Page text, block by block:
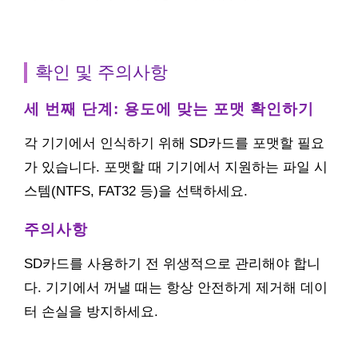
확인 및 주의사항
세 번째 단계: 용도에 맞는 포맷 확인하기
각 기기에서 인식하기 위해 SD카드를 포맷할 필요
가 있습니다. 포맷할 때 기기에서 지원하는 파일 시
스템(NTFS, FAT32 등)을 선택하세요.
주의사항
SD카드를 사용하기 전 위생적으로 관리해야 합니
다. 기기에서 꺼낼 때는 항상 안전하게 제거해 데이
터 손실을 방지하세요.